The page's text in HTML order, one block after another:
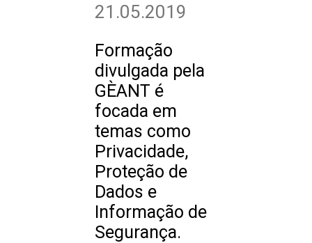
21.05.2019
Formação
divulgada pela
GÈANT é
focada em
temas como
Privacidade,
Proteção de
Dados e
Informação de
Segurança.